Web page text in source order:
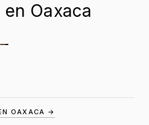
Oaxaca
OAXACA →